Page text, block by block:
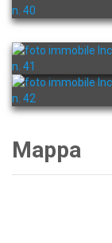
Mappa